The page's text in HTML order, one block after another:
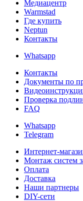
Медиацентр
Warmstad
Где купить
Neptun
Контакты
Whatsapp
Контакты
Документы по
Проверка
FAQ
Whatsapp
Telegram
Интернет-
Монтаж систем
Оплата
Доставка
Наши партнеры
DIY-сети